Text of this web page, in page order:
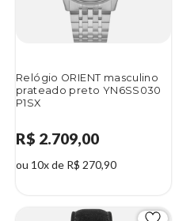
Relógio ORIENT masculino
prateado preto YN6SS030
P1SX
R$ 2.709,00
ou 10x de R$ 270,90